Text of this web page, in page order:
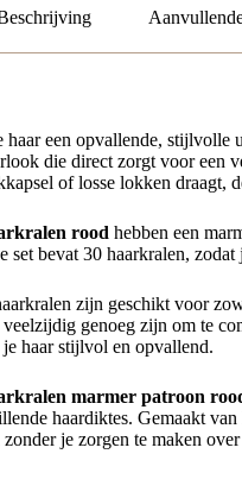
haar een opvallende, stijlvolle
die direct zorgt voor een
of losse lokken draagt,
rood hebben een
set bevat 30 haarkralen,
zijn geschikt voor
genoeg zijn om te
je haar stijlvol en opvallend.
marmer patroon
haardiktes. Gemaakt
zonder je zorgen te maken